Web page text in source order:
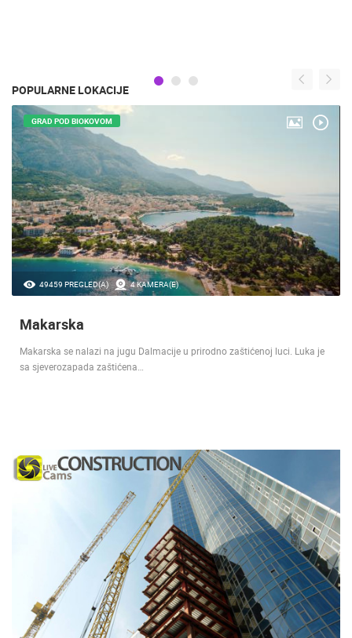
POPULARNE LOKACIJE
49459 PREGLED(A) 4 KAMERA(E)
GRAD POD BIOKOVOM
Makarska
Makarska se nalazi na jugu Dalmacije u prirodno zaštićenoj luci. Luka je
sa sjeverozapada zaštićena…